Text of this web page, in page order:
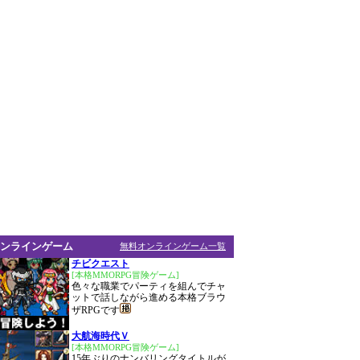
無料オンラインゲーム一覧
ラインゲーム
チビクエスト
[本格MMORPG冒険ゲーム]
色々な職業でパーティを組んでチャ
ットで話しながら進める本格ブラウ
ザRPGです
大航海時代Ｖ
[本格MMORPG冒険ゲーム]